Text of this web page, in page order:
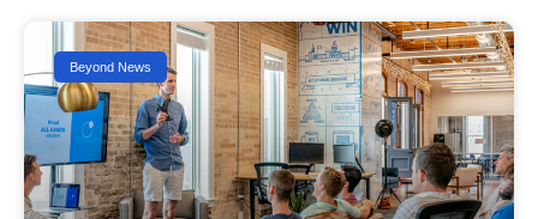
Beyond News